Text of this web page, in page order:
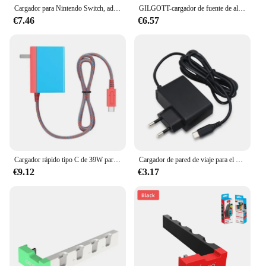
Cargador para Nintendo Switch, adaptador de Cable de alimentación, Cargador rápido Compatible con Nintendo Switch/Switch Lite/Switch OLED
€7.46
GILGOTT-cargador de fuente de alimentación para Nintendo Switch, adaptador de CA, enchufe UE, EE. UU., Reino Unido, estación de acoplamiento OLED, Kit de carga rápida, NS Lite
€6.57
Cargador rápido tipo C de 39W para Nintendo Switch, adaptador de CA con fuente de alimentación de 15V/2.6A para Nintendo Switch/OLED/Controlador-enchufe estadounidense
€9.12
Cargador de pared de viaje para el hogar, enchufe europeo y estadounidense, fuente de alimentación USB tipo C, Cable adaptador de carga CA para consola Nintendo Switch NS Oled/Lite
€3.17